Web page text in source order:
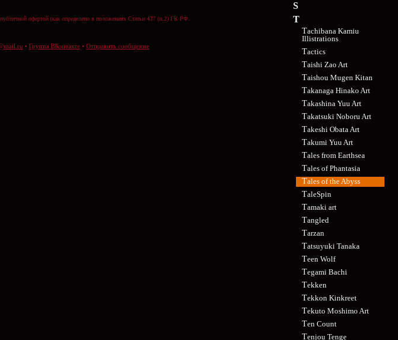
S
T
Tachibana Kamiu
Illistrations
Tactics
Taishi Zao Art
Taishou Mugen Kitan
Takanaga Hinako Art
Takashina Yuu Art
Takatsuki Noboru Art
Takeshi Obata Art
Takumi Yuu Art
Tales from Earthsea
Tales of Phantasia
Tales of the Abyss
TaleSpin
Tamaki art
Tangled
Tarzan
Tatsuyuki Tanaka
Teen Wolf
Tegami Bachi
Tekken
Tekkon Kinkreet
Tekuto Moshimo Art
Ten Count
Tenjou Tenge
офертой (как определено в положениях Статьи 437 (п.2) ГК РФ.
• Группа ВКонтакте • Отправить сообщение